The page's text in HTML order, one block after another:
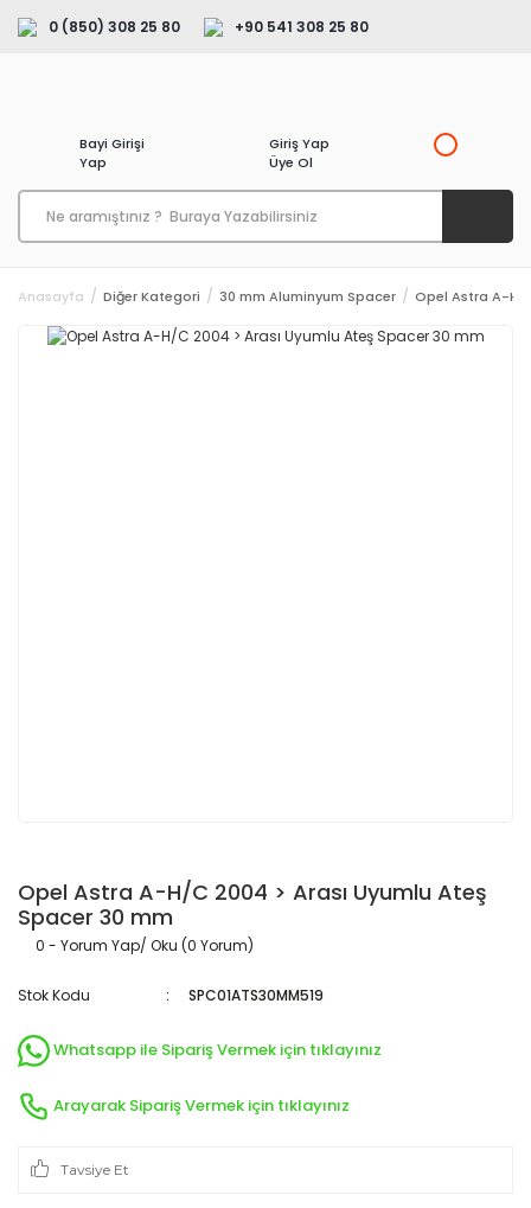
0 (850) 308 25 80 +90 541 308 25 80
Bayi Girişi
Yap
Giriş Yap
Üye Ol
Anasayfa Diğer Kategori 30 mm Aluminyum Spacer Opel Astra A-H/
Opel Astra A-H/C 2004 > Arası Uyumlu Ateş
Spacer 30 mm
0 - Yorum Yap/ Oku (0 Yorum)
Stok Kodu SPC01ATS30MM519
Whatsapp ile Sipariş Vermek için tıklayınız
Arayarak Sipariş Vermek için tıklayınız
Tavsiye Et